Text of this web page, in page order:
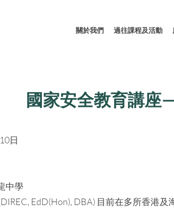
關於我們 過往課程及活動
國家安全教育講座
日
中學
EdD(Hon), DBA) 目前在多所香港及